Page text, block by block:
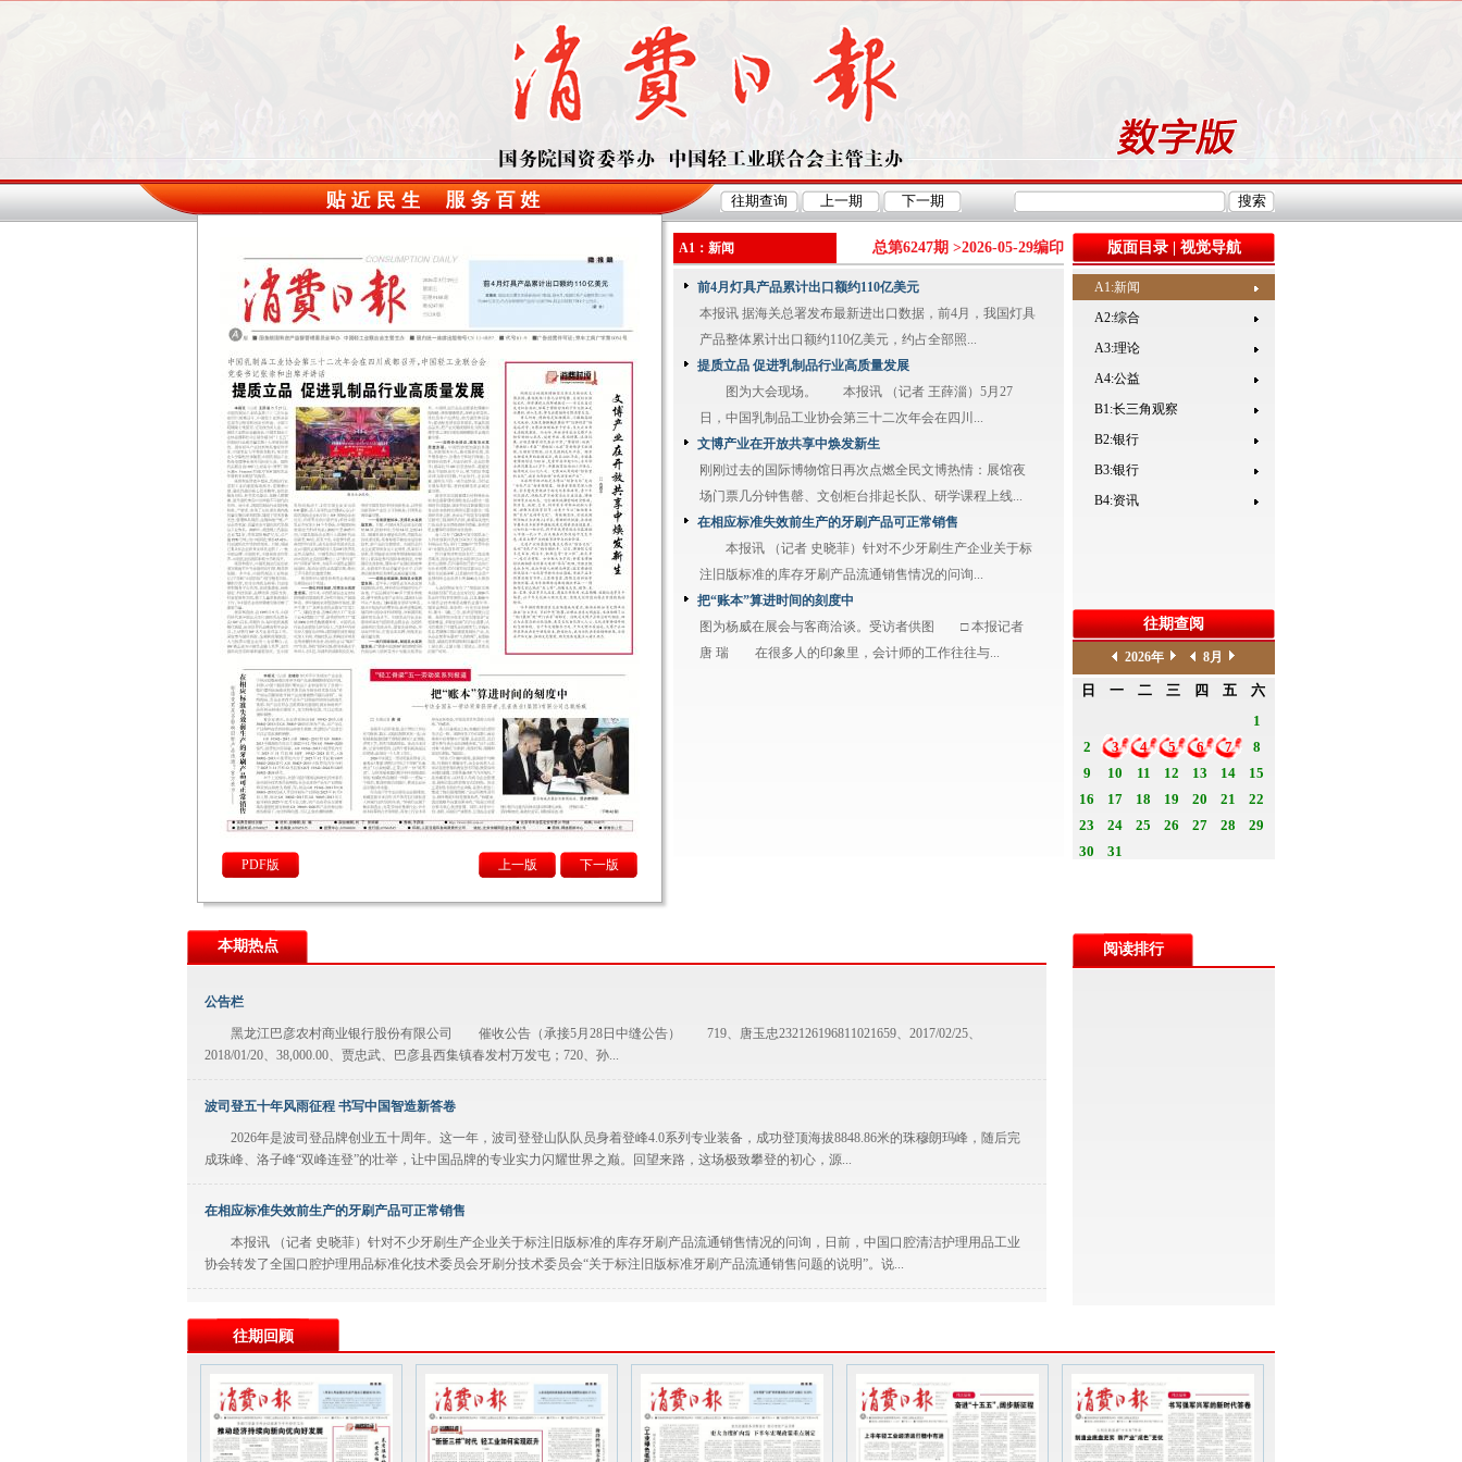
PDF版 下一版
上一版
A1：新闻 总第6247期 >2026-05-29编印
前4月灯具产品累计出口额约110亿美元
本报讯 据海关总署发布最新进出口数据，前4月，我国灯具
产品整体累计出口额约110亿美元，约占全部照...
提质立品 促进乳制品行业高质量发展
图为大会现场。 本报讯 （记者 王薛淄）5月27
日，中国乳制品工业协会第三十二次年会在四川...
文博产业在开放共享中焕发新生
刚刚过去的国际博物馆日再次点燃全民文博热情：展馆夜
场门票几分钟售罄、文创柜台排起长队、研学课程上线...
在相应标准失效前生产的牙刷产品可正常销售
本报讯 （记者 史晓菲）针对不少牙刷生产企业关于标
注旧版标准的库存牙刷产品流通销售情况的问询...
把“账本”算进时间的刻度中
图为杨威在展会与客商洽谈。受访者供图 □ 本报记者
唐 瑞 在很多人的印象里，会计师的工作往往与...
版面目录|视觉导航
A1:新闻
A2:综合
A3:理论
A4:公益
B1:长三角观察
B2:银行
B3:银行
B4:资讯
往期查阅
阅读排行
本期热点
公告栏
黑龙江巴彦农村商业银行股份有限公司 催收公告（承接5月28日中缝公告） 719、唐玉忠232126196811021659、2017/02/25、
2018/01/20、38,000.00、贾忠武、巴彦县西集镇春发村万发屯；720、孙...
波司登五十年风雨征程 书写中国智造新答卷
2026年是波司登品牌创业五十周年。这一年，波司登登山队队员身着登峰4.0系列专业装备，成功登顶海拔8848.86米的珠穆朗玛峰，随后完
成珠峰、洛子峰“双峰连登”的壮举，让中国品牌的专业实力闪耀世界之巅。回望来路，这场极致攀登的初心，源...
在相应标准失效前生产的牙刷产品可正常销售
本报讯 （记者 史晓菲）针对不少牙刷生产企业关于标注旧版标准的库存牙刷产品流通销售情况的问询，日前，中国口腔清洁护理用品工业
协会转发了全国口腔护理用品标准化技术委员会牙刷分技术委员会“关于标注旧版标准牙刷产品流通销售问题的说明”。说...
建湖农商银行开展数据安全管理能力提升专项行动
今年以来，建湖农商银行严格对照监管文件要求，全面开展金融机构数据安全管理能力提升专项行动，通过做好自查自纠、整改完善、能力强化
等相关工作，有效筑牢了数据安全防线，保障了各项业务稳健运行，维护了客户合法权益。 制定行动方案，强化组织推进。该...
灌云县人大常委会主动靠前服务全县招商大局
县域服务业发展，既是经济结构优化升级的重要支撑，也是提升城市能级、增进民生福祉的关键所在。今年以来，灌云县人大常委会紧扣县委中
往期回顾